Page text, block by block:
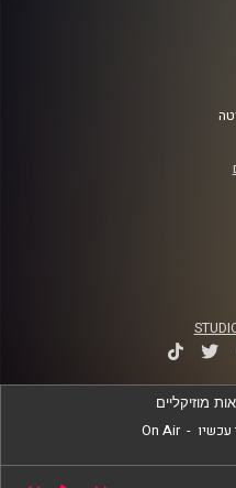
מוזיקליים
-
On Air